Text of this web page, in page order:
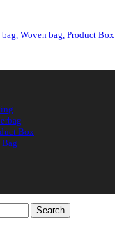
Woven bag, Product Box
Box